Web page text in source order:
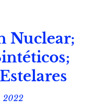
Nuclear;
2022